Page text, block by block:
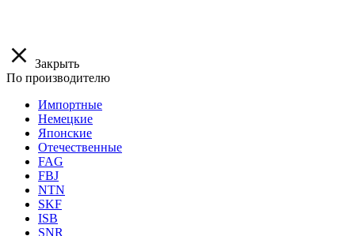
Закрыть
По производителю
Импортные
Немецкие
Японские
Отечественные
FAG
FBJ
NTN
SKF
ISB
SNR